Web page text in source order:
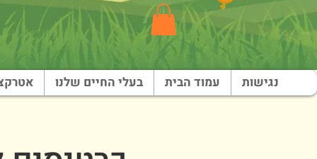
נגישות עמוד הבית בעלי החיים שלנו